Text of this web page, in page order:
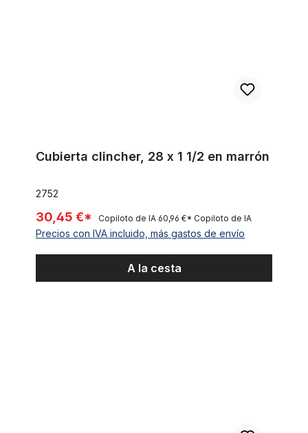
Cubierta clincher, 28 x 1 1/2 en marrón
2752
30,45 €* Copiloto de IA 60,96 €* Copiloto de IA
Precios con IVA incluido, más gastos de envío
A la cesta